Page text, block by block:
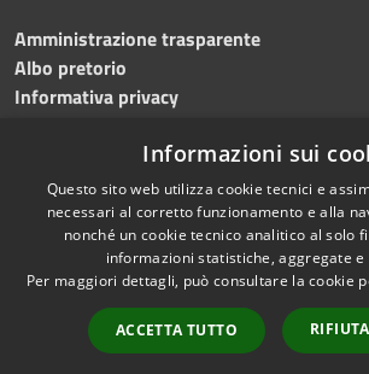
Amministrazione trasparente
Albo pretorio
Informativa privacy
Dichiarazione di accessibilità
RSS
Accessibilità
Informazioni sui
Questo sito web utilizza cookie tecnici e
necessari al corretto funzionamento e alla
nonché un cookie tecnico analitico al solo
informazioni statistiche, aggregate e
Per maggiori dettagli, può consultare la cookie
ACCETTA TUTTO